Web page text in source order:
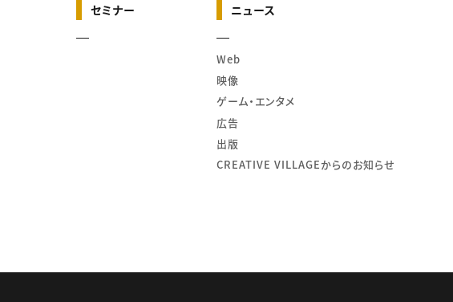
セミナー ニュース
Web
映像
ゲーム・エンタメ
広告
出版
CREATIVE VILLAGEからのお知らせ